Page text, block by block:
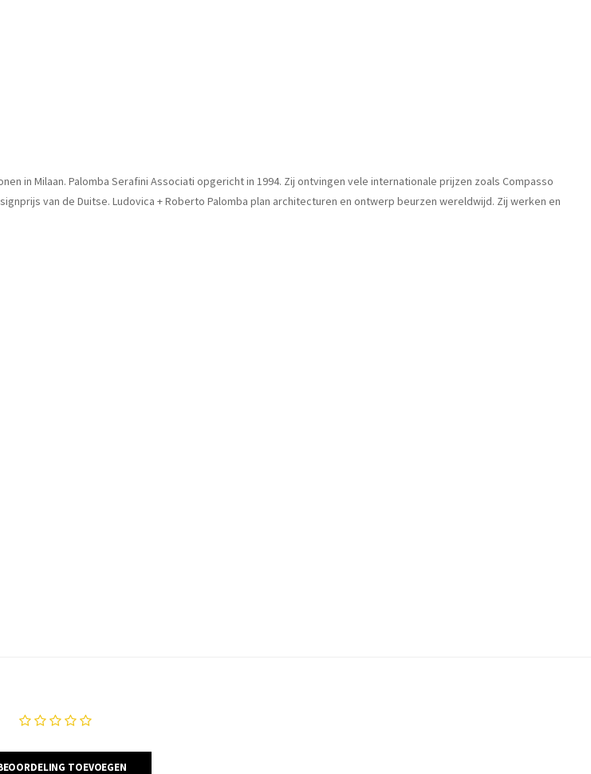
in Milaan. Palomba Serafini Associati opgericht in 1994. Zij ontvingen vele internationale prijzen zoals Compasso
van de Duitse. Ludovica + Roberto Palomba plan architecturen en ontwerp beurzen wereldwijd. Zij werken en
TOEVOEGEN